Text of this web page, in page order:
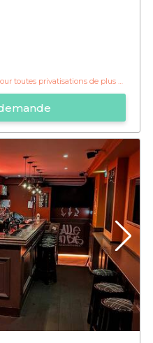
privatisations de plus de 12 personnes !